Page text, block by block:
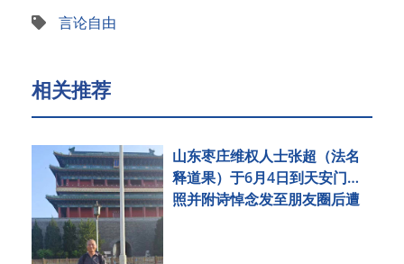
言论自由
相关推荐
山东枣庄维权人士张超（法名
释道果）于6月4日到天安门拍
照并附诗悼念发至朋友圈后遭